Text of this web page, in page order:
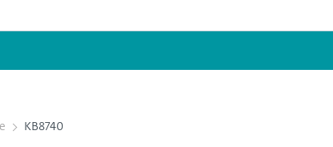
KB8740